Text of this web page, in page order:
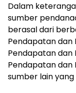
Dalam
sumber
berasal dari
Pendapatan dan
Pendapatan dan
Pendapatan dan
sumber lain